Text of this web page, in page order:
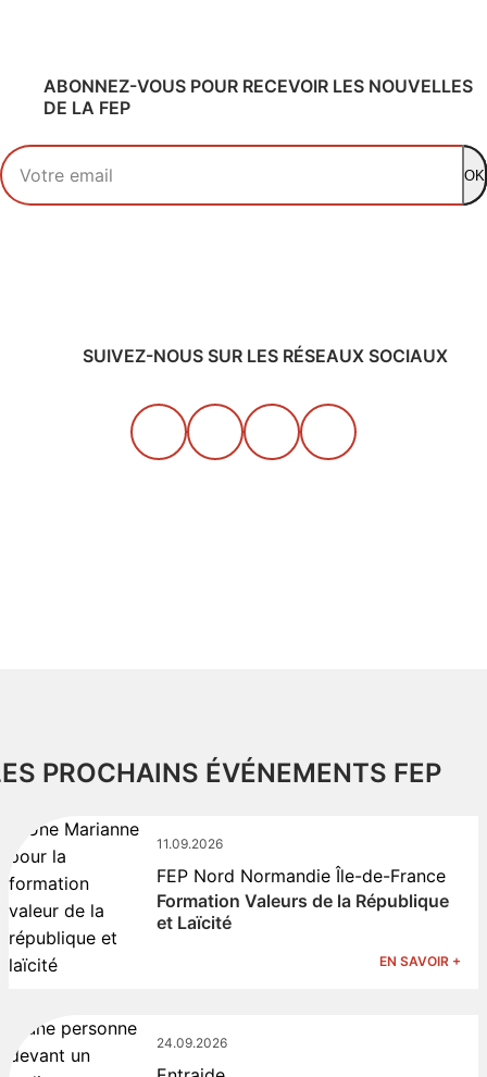
ABONNEZ-VOUS POUR RECEVOIR LES NOUVELLES
DE LA FEP
Votre adresse email
OK
SUIVEZ-NOUS SUR LES RÉSEAUX SOCIAUX
PROCHAINS ÉVÉNEMENTS FEP
11.09.2026
FEP Nord Normandie Île-de-France
Formation Valeurs de la République
et Laïcité
EN SAVOIR +
24.09.2026